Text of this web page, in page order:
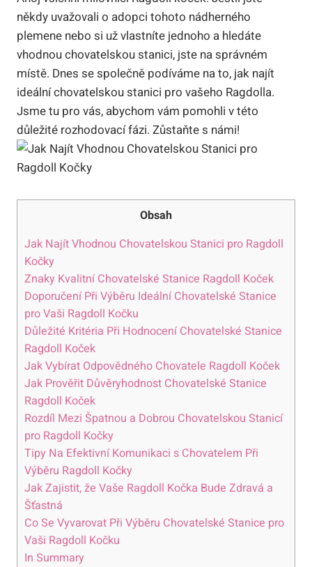
někdy ‌uvažovali o ⁢adopci ‌tohoto nádherného
plemene nebo ‍si⁣ už vlastníte jednoho a hledáte
vhodnou ‌chovatelskou stanici, jste na‍ správném
místě. Dnes se společně ⁢podíváme na to, jak najít
ideální⁢ chovatelskou stanici pro vašeho Ragdolla.
‍Jsme tu pro vás, abychom vám pomohli v této
důležité rozhodovací‍ fázi. Zůstaňte s námi!
Obsah
Jak Najít Vhodnou Chovatelskou Stanici pro Ragdoll
Kočky
Znaky Kvalitní Chovatelské​ Stanice Ragdoll Koček
Doporučení ‌Při Výběru Ideální Chovatelské⁣ Stanice
pro Vaši Ragdoll ⁢Kočku
Důležité Kritéria Při Hodnocení Chovatelské Stanice
Ragdoll Koček
Jak Vybírat Odpovědného Chovatele Ragdoll⁤ Koček
Jak ⁢Prověřit Důvěryhodnost Chovatelské Stanice
Ragdoll Koček
Rozdíl Mezi Špatnou a Dobrou Chovatelskou Stanicí
pro Ragdoll Kočky
Tipy Na Efektivní Komunikaci⁣ s Chovatelem​ Při
Výběru ‌Ragdoll ​Kočky
Jak Zajistit, že⁢ Vaše Ragdoll‌ Kočka Bude Zdravá‌ a
Šťastná
Co‍ Se Vyvarovat Při Výběru Chovatelské Stanice pro
Vaši ⁤Ragdoll Kočku
In Summary